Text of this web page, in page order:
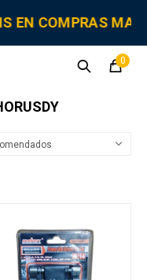
EN COMPRAS
0
MI CUENTA
Herramientas